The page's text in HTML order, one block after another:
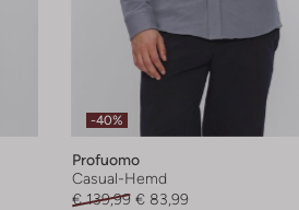
-40%
Profuomo
Casual-Hemd
€ 139,99 € 83,99